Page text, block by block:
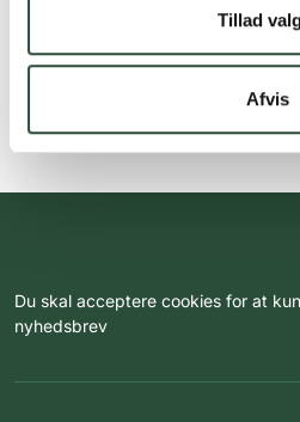
Tillad
Afvis
Du skal acceptere cookies for at
nyhedsbrev